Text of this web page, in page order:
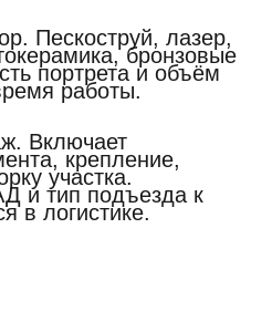
Пескоструй, лазер,
бронзовые
портрета и объём
работы.
Включает
крепление,
участка.
и тип подъезда к
в логистике.